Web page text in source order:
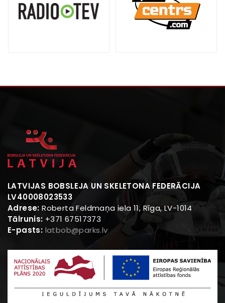
LATVIJAS BOBSLEJA UN SKELETONA FEDERĀCIJA
LV40008023533
Adrese:Roberta Feldmaņa iela 11, Rīga, LV-1014
Tālrunis: +371 67517373
E-pasts: latbob@parks.lv